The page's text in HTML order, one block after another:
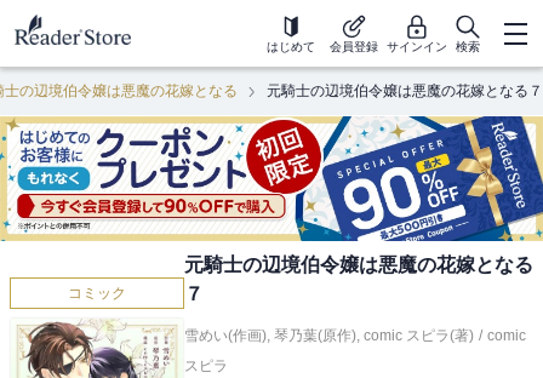
はじめて 会員登録 サインイン 検索
士の辺境伯令嬢は悪魔の花嫁となる 元騎士の辺境伯令嬢は悪魔の花嫁となる７
コミック
元騎士の辺境伯令嬢は悪魔の花嫁となる
７
雪めい(作画), 琴乃葉(原作), comic スピラ(著) / comic
スピラ